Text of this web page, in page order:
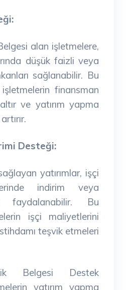
alan işletmelere,
düşük faizli veya
sağlanabilir. Bu
finansman
ve yatırım yapma
Desteği:
yatırımlar, işçi
indirim veya
faydalanabilir. Bu
işçi maliyetlerini
teşvik etmeleri
Belgesi Destek
yatırım yapma